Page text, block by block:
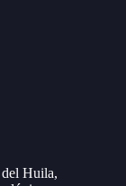
del Huila,